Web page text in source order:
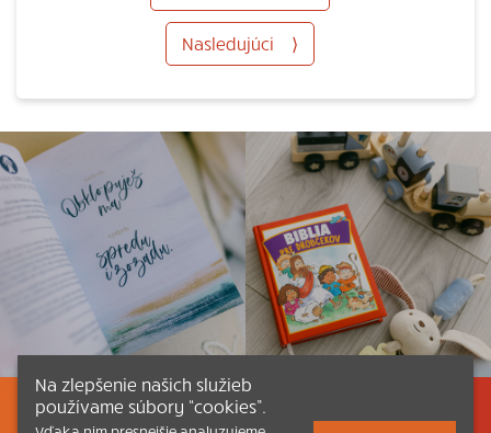
Nasledujúci ⟩
Listovať Obsah Dokumenty a články
Na zlepšenie našich služieb
používame súbory “cookies”.